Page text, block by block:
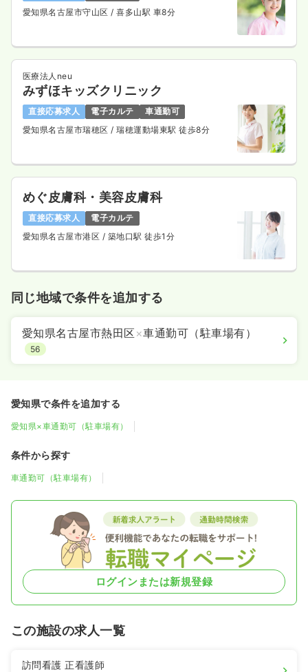
愛知県名古屋市守山区 / 喜多山駅 車8分
医療法人neu
みずほキッズクリニック
直接応募求人 電子カルテ
車通勤可
愛知県名古屋市瑞穂区 / 瑞穂運動場東駅 徒歩8分
めぐ皮膚科・美容皮膚科
直接応募求人
電子カルテ
愛知県名古屋市港区 / 築地口駅 徒歩1分
同じ地域で条件を追加する
愛知県名古屋市熱田区 ×車通勤可（駐車場有）
56
愛知県で条件を追加する
愛知県×車通勤可（駐車場有）
条件から探す
車通勤可（駐車場有）
ログインまたは新規登録
この施設の求人一覧
訪問看護正看護師